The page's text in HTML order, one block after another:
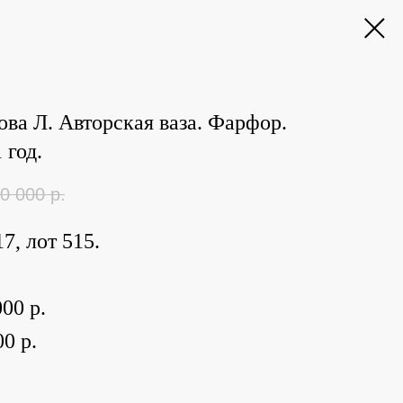
Л. Авторская ваза. Фарфор.
000 р.
лот 515.
р.
р.